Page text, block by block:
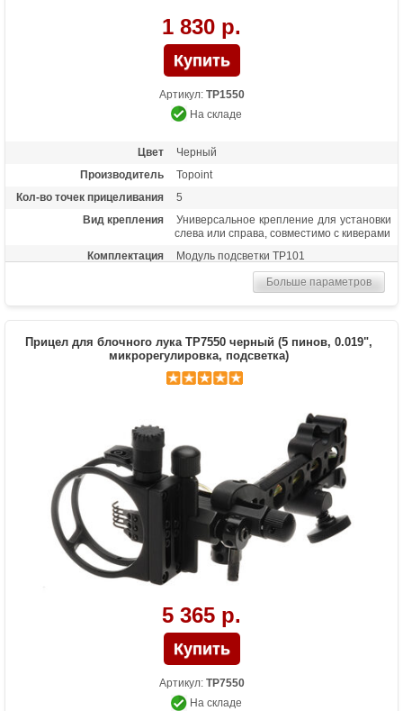
1 830 р.
Артикул: TP1550
На складе
Цвет
Черный
Производитель
Topoint
Кол-во точек прицеливания
5
Вид крепления
Универсальное крепление для установки
слева или справа, совместимо с киверами
Комплектация
Модуль подсветки TP101
Алюминиевый сплав, пластик
горизонтали и вертикали,
флуоресцентное кольцо
Больше параметров
Прицел для блочного лука TP7550 черный (5 пинов, 0.019",
микрорегулировка, подсветка)
5 365 р.
Артикул: TP7550
На складе